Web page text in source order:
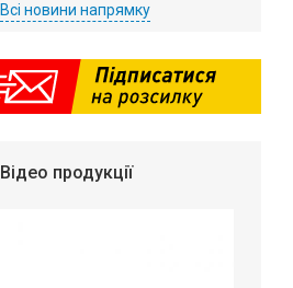
Всі новини напрямку
Відео продукції